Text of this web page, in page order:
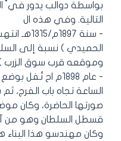
بواسطة دوالب يدور في
التالية. وفي هذه ال
- سنة
الحميدي ) نسبة إلى
وموقعه قرب سوق الزرب
- عام 1898م اح
الساعة تجاه باب الفرج،
صورتها الحاضرة،
قسطل السلطان وهو من
وكان مهندسو هذا